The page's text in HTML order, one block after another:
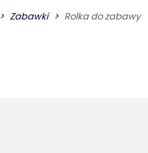
Zabawki Rolka do zabawy